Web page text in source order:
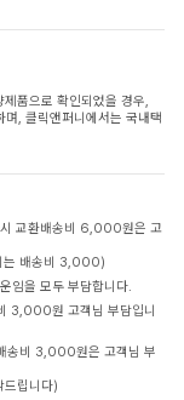
품으로 확인되었을 경우,
, 클릭앤퍼니에서는 국내택
시 교환배송비 6,000원은 고
는 배송비 3,000)
임을 모두 부담합니다.
3,000원 고객님 부담입니
송비 3,000원은 고객님 부
드립니다)